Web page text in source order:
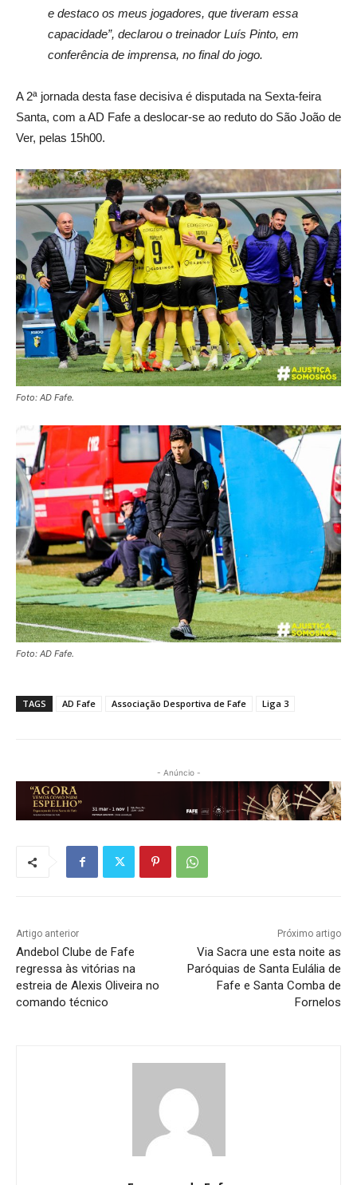
e destaco os meus jogadores, que tiveram essa
capacidade”, declarou o treinador Luís Pinto, em
conferência de imprensa, no final do jogo.
A 2ª jornada desta fase decisiva é disputada na Sexta-feira
Santa, com a AD Fafe a deslocar-se ao reduto do São João de
Ver, pelas 15h00.
Foto: AD Fafe.
Foto: AD Fafe.
TAGS AD Fafe Associação Desportiva de Fafe Liga 3
- Anúncio -
Artigo anterior
Andebol Clube de Fafe
regressa às vitórias na
estreia de Alexis Oliveira no
comando técnico
Próximo artigo
Via Sacra une esta noite as
Paróquias de Santa Eulália de
Fafe e Santa Comba de
Fornelos